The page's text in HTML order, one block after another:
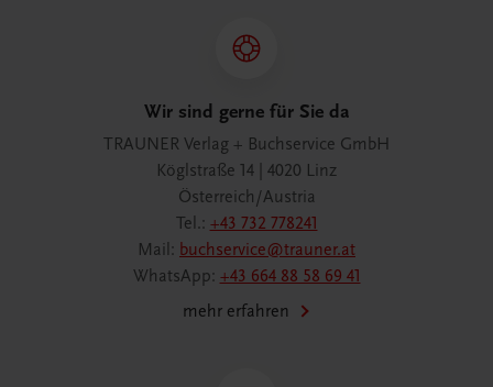
Wir sind gerne für Sie da
TRAUNER Verlag + Buchservice GmbH
Köglstraße 14 | 4020 Linz
Österreich/Austria
Tel.: +43 732 778241
Mail: buchservice@trauner.at
WhatsApp: +43 664 88 58 69 41
mehr erfahren